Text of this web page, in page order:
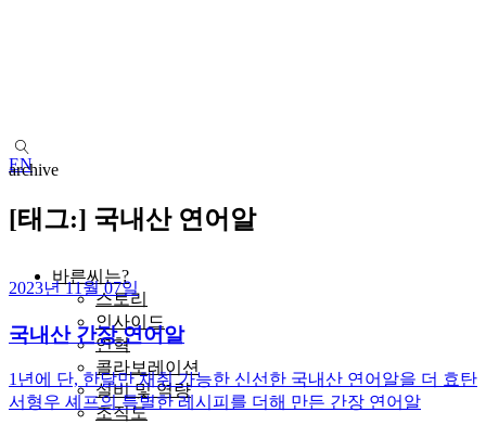
EN
바른씨는?
스토리
인사이드
연혁
콜라보레이션
설비 및 역량
조직도
archive
[태그:] 국내산 연어알
2023년 11월 07일
국내산 간장 연어알
1년에 단, 한달만 채취 가능한 신선한 국내산 연어알을 더 효탄
서형우 셰프의 특별한 레시피를 더해 만든 간장 연어알